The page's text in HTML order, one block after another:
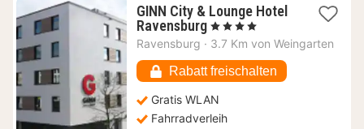
GINN City & Lounge Hotel
Ravensburg1
Nacht
57,28
€
, 4 Sterne
Ravensburg · 3.7 Km von Weingarten
Rabatt freischalten
Gratis WLAN
Fahrradverleih